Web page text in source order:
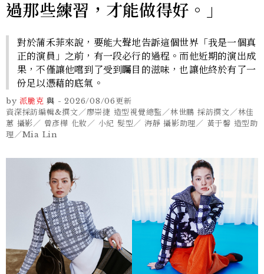
過那些練習，才能做得好。」
對於蒲禾菲來說，要能大聲地告訴這個世界「我是一個真
正的演員」之前，有一段必行的過程。而他近期的演出成
果，不僅讓他嚐到了受到矚目的滋味，也讓他終於有了一
份足以憑藉的底氣。
by 派脆克 與 -2026/08/06更新
資深採訪編輯&撰文／廖崇捷 造型視覺總監／林世鵬 採訪撰文／林佳
蕙 攝影／ 曾彥樺 化妝／ 小紀 髮型／ 海靜 攝影助理／ 黃于馨 造型助
理／Mia Lin